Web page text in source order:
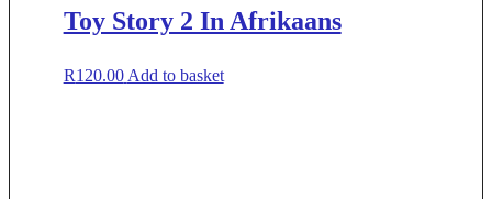
Toy Story 2 In Afrikaans
R120.00 Add to basket